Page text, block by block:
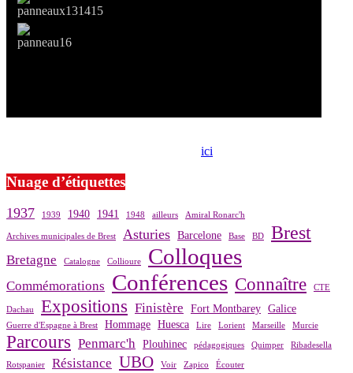
ici
Nuage d’étiquettes
1937 1939 1940 1941 1948 ailleurs Amiral Ronarc'h
Archives municipales de Brest Asturies Barcelone Base BD Brest
Bretagne Catalogne Collioure Colloques
Commémorations Conférences Connaître CTE
Dachau Expositions Finistère Fort Montbarey Galice
Guerre d'Espagne à Brest Hommage Huesca Lire Lorient Marseille Murcie
Parcours Penmarc'h Plouhinec pédagogiques Quimper Ribadesella
Rotspanier Résistance UBO Voir Zapico Écouter